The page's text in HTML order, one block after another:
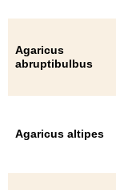
Agaricus
abruptibulbus
Agaricus altipes